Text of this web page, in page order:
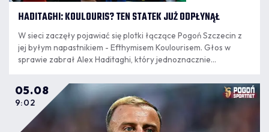
HADITAGHI: KOULOURIS? TEN STATEK JUŻ ODPŁYNĄŁ
W sieci zaczęły pojawiać się plotki łączące Pogoń Szczecin z
jej byłym napastnikiem - Efthymisem Koulourisem. Głos w
sprawie zabrał Alex Haditaghi, który jednoznacznie
05.08
9:02